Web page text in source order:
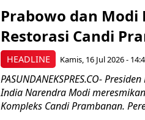
HEADLINE
Prabowo dan Modi
Restorasi Candi
Kamis, 16 Jul 2026 -
PASUNDANEKSPRES.CO-
India Narendra Modi
Kompleks Candi Prambanan.